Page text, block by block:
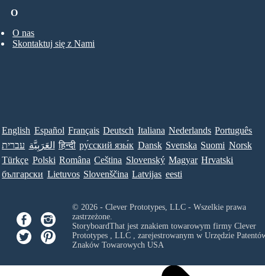
O
O nas
Skontaktuj się z Nami
English Español Français Deutsch Italiana Nederlands Português
עברית العَرَبِيَّة हिन्दी ру́сский язы́к Dansk Svenska Suomi Norsk
Türkçe Polski Româna Ceština Slovenský Magyar Hrvatski
български Lietuvos Slovenščina Latvijas eesti
© 2026 - Clever Prototypes, LLC - Wszelkie prawa
zastrzeżone.
StoryboardThat jest znakiem towarowym firmy Clever
Prototypes , LLC, zarejestrowanym w Urzędzie
Znaków Towarowych USA